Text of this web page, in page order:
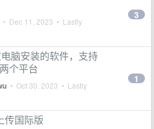
• Dec 11, 2023 • Lastly
3
脑安装的软件，支持
个平台
• Oct 30, 2023 • Lastly
1
传国际版